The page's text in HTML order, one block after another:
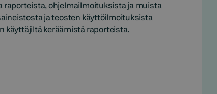
raporteista, ohjelmailmoituksista ja muista
ja teosten käyttöilmoituksista
käyttäjiltä keräämistä raporteista.